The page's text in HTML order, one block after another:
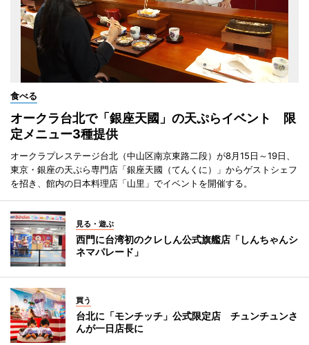
食べる
オークラ台北で「銀座天國」の天ぷらイベント 限
定メニュー3種提供
オークラプレステージ台北（中山区南京東路二段）が8月15日～19日、
東京・銀座の天ぷら専門店「銀座天國（てんくに）」からゲストシェフ
を招き、館内の日本料理店「山里」でイベントを開催する。
見る・遊ぶ
西門に台湾初のクレしん公式旗艦店「しんちゃんシ
ネマパレード」
買う
台北に「モンチッチ」公式限定店 チュンチュンさ
んが一日店長に